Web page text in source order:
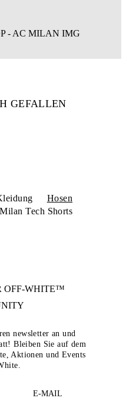
GEFALLEN
Hosen
Tech Shorts
OFF-WHITE™
newsletter an und
Bleiben Sie auf dem
Aktionen und Events
E-MAIL